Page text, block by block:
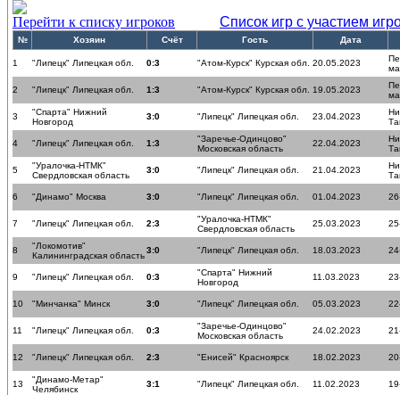
Перейти к списку игроков
Список игр с участием
№ Хозяин Счёт Гость Дата
1 "Липецк" Липецкая обл. 0:3 "Атом-Курск" Курская обл. 20.05.2023
2 "Липецк" Липецкая обл. 1:3 "Атом-Курск" Курская обл. 19.05.2023
3
"Спарта" Нижний
Новгород
3:0 "Липецк" Липецкая обл. 23.04.2023
4 "Липецк" Липецкая обл. 1:3
"Заречье-Одинцово"
Московская область
22.04.2023
5
"Уралочка-НТМК"
Свердловская область
3:0 "Липецк" Липецкая обл. 21.04.2023
6 "Динамо" Москва 3:0 "Липецк" Липецкая обл. 01.04.2023
7 "Липецк" Липецкая обл. 2:3
"Уралочка-НТМК"
Свердловская область
25.03.2023
8
"Локомотив"
Калининградская область
3:0 "Липецк" Липецкая обл. 18.03.2023
9 "Липецк" Липецкая обл. 0:3
"Спарта" Нижний
Новгород
11.03.2023
10 "Минчанка" Минск 3:0 "Липецк" Липецкая обл. 05.03.2023
11 "Липецк" Липецкая обл. 0:3
"Заречье-Одинцово"
Московская область
24.02.2023
12 "Липецк" Липецкая обл. 2:3 "Енисей" Красноярск 18.02.2023
13
"Динамо-Метар"
Челябинск
3:1 "Липецк" Липецкая обл. 11.02.2023